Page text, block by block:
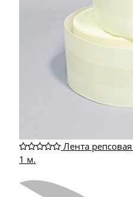
Лента
1 м.